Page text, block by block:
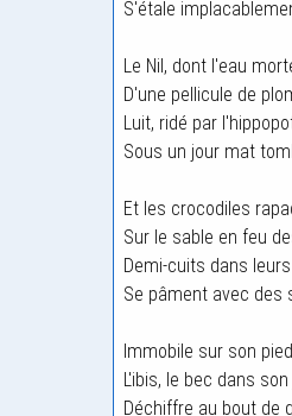
S'étale
Le Nil, dont l'eau
D'une pellicule de
Luit, ridé par
Sous un jour mat
Et les crocodiles
Sur le sable en feu
Demi-cuits dans
Se pâment avec des
Immobile sur son
L'ibis, le bec dans
Déchiffre au bout de